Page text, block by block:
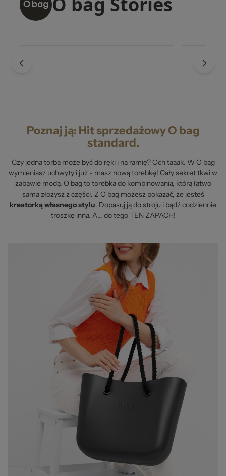
Poznaj ją: Hit sprzedażowy O bag
standard.
Czy jedna torba może być do ręki i na ramię? Och taaak. W O bag
wymieniasz uchwyty i już - masz nową torebkę! Cały sekret tkwi w
zabawie modą. O bag to torebka do kombinowania, którą łatwo
sama złożysz z części. Z O bag możesz pokazać, że jesteś
kreatorką własnego stylu. Dopasuj ją do stroju i bądź codziennie
troszkę inna. A... do tego TEN ZAPACH!